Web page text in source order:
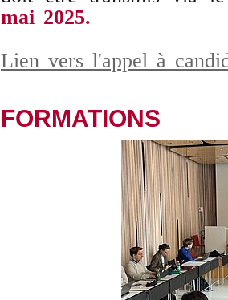
mai 2025.
Lien vers l'appel à
FORMATIONS